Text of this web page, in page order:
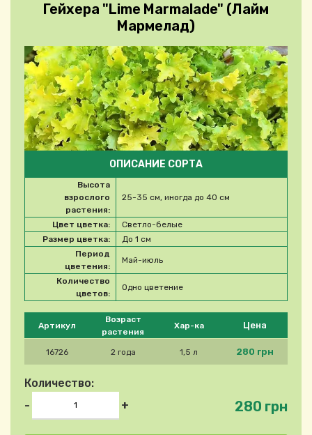
Гейхера "Lime Marmalade" (Лайм
Мармелад)
Please select product
Артикул
Возраст
растения
Хар-ка Цена
16726 2 года 1,5 л 280 грн
Количество:
-
+ 280 грн
ОПИСАНИЕ СОРТА
Высота
взрослого
растения:
25-35 см, иногда до 40 см
Цвет цветка:
Светло-белые
Размер цветка:
До 1 см
Период
цветения:
Май-июль
Количество
цветов:
Одно цветение